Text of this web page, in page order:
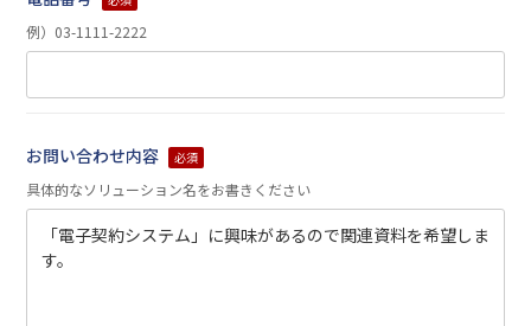
例）03-1111-2222
お問い合わせ内容 必須
具体的なソリューション名をお書きください